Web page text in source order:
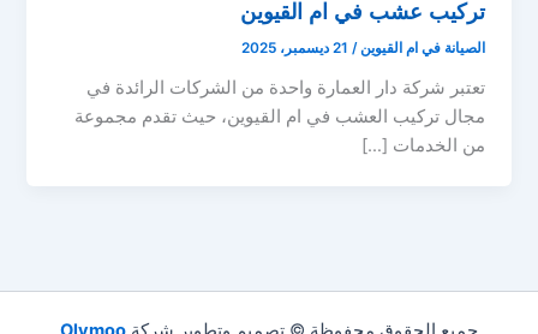
تركيب عشب في ام القيوين
الصيانة في ام القيوين/ 21 ديسمبر، 2025
تعتبر شركة دار العمارة واحدة من الشركات الرائدة في
مجال تركيب العشب في ام القيوين، حيث تقدم مجموعة
من الخدمات […]